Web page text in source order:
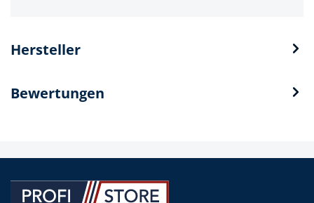
Hersteller
Bewertungen